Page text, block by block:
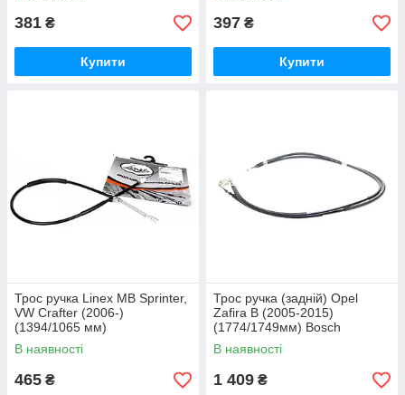
381 ₴
Купити
397 ₴
Купити
Трос ручка Linex MB Sprinter,
VW Crafter (2006-)
(1394/1065 мм)
В наявності
465 ₴
Трос ручка (задній) Opel
Zafira B (2005-2015)
(1774/1749мм) Bosch
В наявності
1 409 ₴